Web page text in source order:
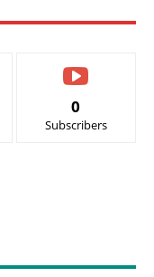
0
Subscribers